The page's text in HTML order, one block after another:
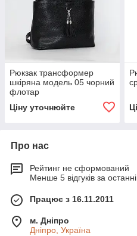
Рюкзак трансформер
шкіряна модель 05 чорний
флотар
Ціну уточнюйте
Про нас
Рейтинг не сформований
Менше 5 відгуків за
Працює з 16.11.2011
м. Дніпро
Дніпро, Україна